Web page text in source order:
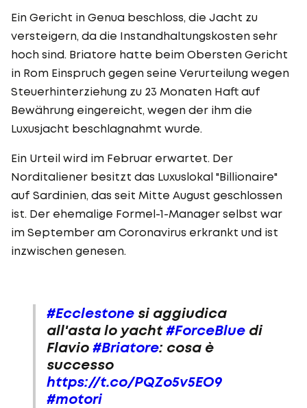
Ein Gericht in Genua beschloss, die Jacht zu
versteigern, da die Instandhaltungskosten sehr
hoch sind. Briatore hatte beim Obersten Gericht
in Rom Einspruch gegen seine Verurteilung wegen
Steuerhinterziehung zu 23 Monaten Haft auf
Bewährung eingereicht, wegen der ihm die
Luxusjacht beschlagnahmt wurde.
Ein Urteil wird im Februar erwartet. Der
Norditaliener besitzt das Luxuslokal "Billionaire"
auf Sardinien, das seit Mitte August geschlossen
ist. Der ehemalige Formel-1-Manager selbst war
im September am Coronavirus erkrankt und ist
inzwischen genesen.
#Ecclestone si aggiudica
all'asta lo yacht#ForceBlue di
Flavio #Briatore: cosa è
successo
https://t.co/PQZo5v5EO9
#motori